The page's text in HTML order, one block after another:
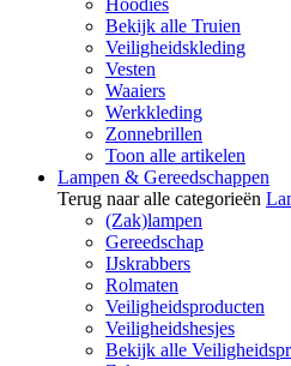
Hoodies
Bekijk alle Truien
Veiligheidskleding
Vesten
Waaiers
Werkkleding
Zonnebrillen
Toon alle artikelen
Lampen & Gereedschappen
Terug naar alle categorieën
(Zak)lampen
Gereedschap
IJskrabbers
Rolmaten
Veiligheidsproducten
Veiligheidshesjes
Bekijk alle